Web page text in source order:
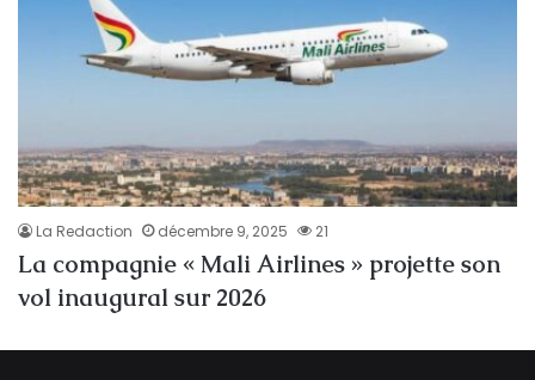
La Redaction décembre 9, 2025 21
La compagnie « Mali Airlines » projette son
vol inaugural sur 2026